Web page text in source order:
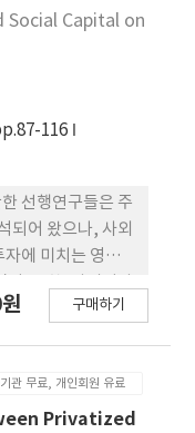
이 주로 이와 연관
동 연구주제는
연구는 각 각의
알아보고, 관련
연대 기적 추세를
하여 국제경영 분
보고자 한다.
Social Capital on
116
선행연구들은 주
되어 왔으나, 사외
에 미치는 영향에
한 기존의 연구들
서는 기존 연구들
에 근거하여 한국
구매하기
관 무료, 개인회원 유료
Privatized